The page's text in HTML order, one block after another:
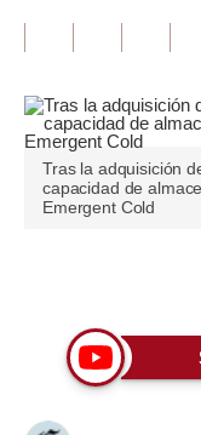
Pregunta de hoy
Tendencias
Lujo
Viajes
Mundo
Tras la adquisición
capacidad de
Emergent Cold